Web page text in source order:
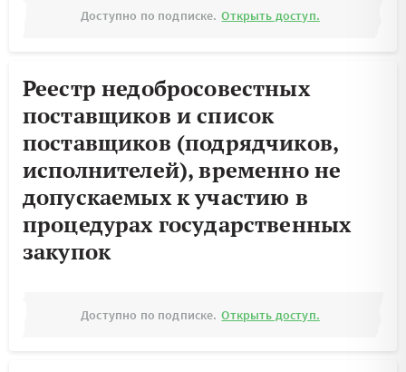
Доступно по подписке. Открыть доступ.
Реестр недобросовестных
поставщиков и список
поставщиков (подрядчиков,
исполнителей), временно не
допускаемых к участию в
процедурах государственных
закупок
Доступно по подписке. Открыть доступ.